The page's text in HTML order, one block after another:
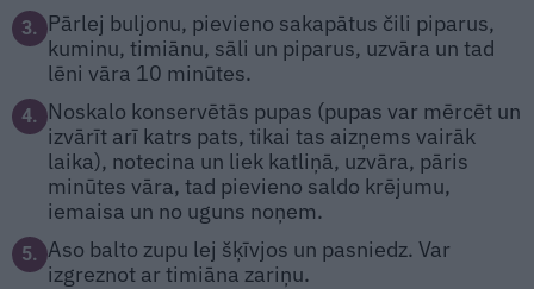
3.
Pārlej buljonu, pievieno sakapātus čili piparus,
kuminu, timiānu, sāli un piparus, uzvāra un tad
lēni vāra 10 minūtes.
4.
Noskalo konservētās pupas (pupas var mērcēt un
izvārīt arī katrs pats, tikai tas aizņems vairāk
laika), notecina un liek katliņā, uzvāra, pāris
minūtes vāra, tad pievieno saldo krējumu,
iemaisa un no uguns noņem.
5. Aso balto zupu lej šķīvjos un pasniedz. Var
izgreznot ar timiāna zariņu.